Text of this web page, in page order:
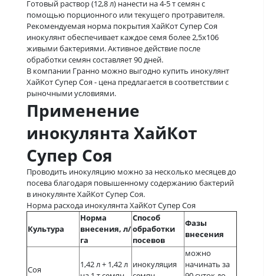
Готовый раствор (12,8 л) нанести на 4-5 т семян с
помощью порционного или текущего протравителя.
Рекомендуемая норма покрытия ХайКот Супер Соя
инокулянт обеспечивает каждое семя более 2,5x106
живыми бактериями. Активное действие после
обработки семян составляет 90 дней.
В компании Гранно можно выгодно купить инокулянт
ХайКот Супер Соя - цена предлагается в соответствии с
рыночными условиями.
Применение
инокулянта ХайКот
Супер Соя
Проводить инокуляцию можно за несколько месяцев до
посева благодаря повышенному содержанию бактерий
в инокулянте ХайКот Супер Соя.
Норма расхода инокулянта ХайКот Супер Соя
Культура
Норма
внесения, л/
га
Способ
обработки
посевов
Фазы
внесения
Соя
1,42 л + 1,42 л инокуляция
можно
начинать за